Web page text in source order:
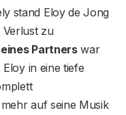
stand Eloy de Jong
zu
Partnerswar
in eine tiefe
auf seine Musik